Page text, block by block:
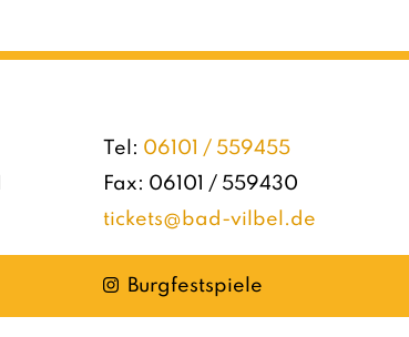
Tel: 06101 / 559455
Fax: 06101 / 559430
tickets@bad-vilbel.de
Instagram
Burgfestspiele